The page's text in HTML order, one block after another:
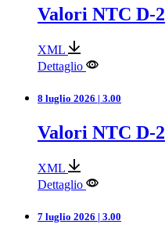
Valori NTC D-2
XML
Dettaglio
8 luglio 2026 | 3.00
Valori NTC D-2
XML
Dettaglio
7 luglio 2026 | 3.00